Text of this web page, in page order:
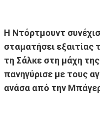
Η Ντόρτμουντ
σταματήσει εξαιτίας
τη Σάλκε στη μάχη
πανηγύρισε με τους
ανάσα από την